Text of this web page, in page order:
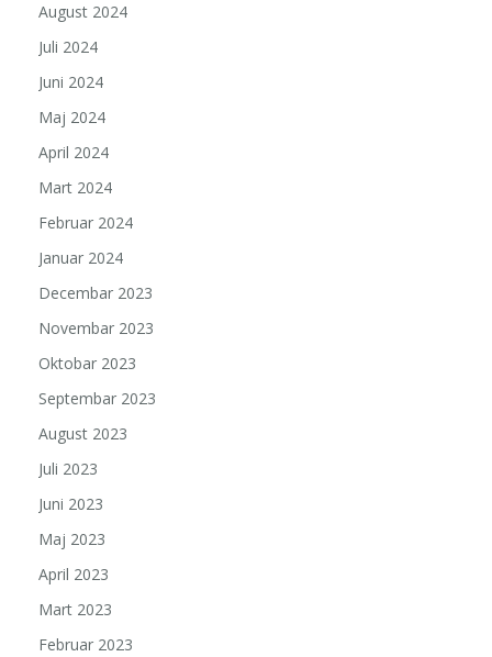
August 2024
Juli 2024
Juni 2024
Maj 2024
April 2024
Mart 2024
Februar 2024
Januar 2024
Decembar 2023
Novembar 2023
Oktobar 2023
Septembar 2023
August 2023
Juli 2023
Juni 2023
Maj 2023
April 2023
Mart 2023
Februar 2023